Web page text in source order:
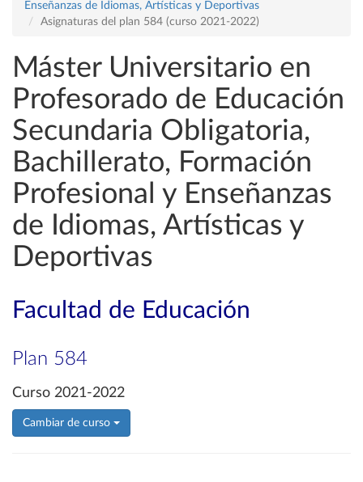
Enseñanzas de Idiomas, Artísticas y Deportivas
Asignaturas del plan 584 (curso 2021-2022)
Máster Universitario en
Profesorado de Educación
Secundaria Obligatoria,
Bachillerato, Formación
Profesional y Enseñanzas
de Idiomas, Artísticas y
Deportivas
Facultad de Educación
Plan 584
Curso 2021-2022
Cambiar de curso